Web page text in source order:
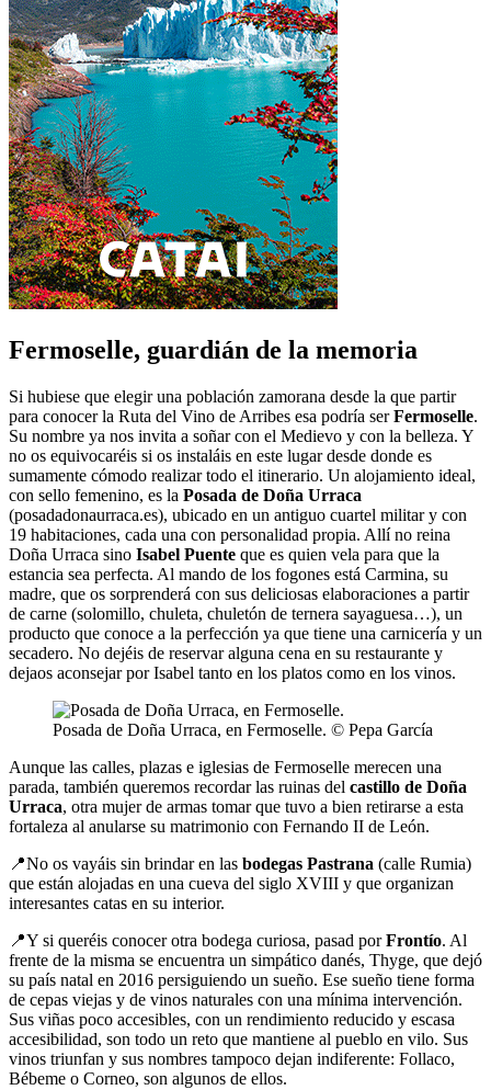
Fermoselle, guardián de la memoria
Si hubiese que elegir una población zamorana desde la que partir
para conocer la Ruta del Vino de Arribes esa podría serFermoselle.
Su nombre ya nos invita a soñar con el Medievo y con la belleza. Y
no os equivocaréis si os instaláis en este lugar desde donde es
sumamente cómodo realizar todo el itinerario. Un alojamiento ideal,
con sello femenino, es la Posada de Doña Urraca
(posadadonaurraca.es), ubicado en un antiguo cuartel militar y con
19 habitaciones, cada una con personalidad propia. Allí no reina
Doña Urraca sino Isabel Puente que es quien vela para que la
estancia sea perfecta. Al mando de los fogones está Carmina, su
madre, que os sorprenderá con sus deliciosas elaboraciones a partir
de carne (solomillo, chuleta, chuletón de ternera sayaguesa…), un
producto que conoce a la perfección ya que tiene una carnicería y un
secadero. No dejéis de reservar alguna cena en su restaurante y
dejaos aconsejar por Isabel tanto en los platos como en los vinos.
Posada de Doña Urraca, en Fermoselle. © Pepa García
Aunque las calles, plazas e iglesias de Fermoselle merecen una
parada, también queremos recordar las ruinas del castillo de Doña
Urraca, otra mujer de armas tomar que tuvo a bien retirarse a esta
fortaleza al anularse su matrimonio con Fernando II de León.
📍No os vayáis sin brindar en las bodegas Pastrana (calle Rumia)
que están alojadas en una cueva del siglo XVIII y que organizan
interesantes catas en su interior.
📍Y si queréis conocer otra bodega curiosa, pasad porFrontío. Al
frente de la misma se encuentra un simpático danés, Thyge, que dejó
su país natal en 2016 persiguiendo un sueño. Ese sueño tiene forma
de cepas viejas y de vinos naturales con una mínima intervención.
Sus viñas poco accesibles, con un rendimiento reducido y escasa
accesibilidad, son todo un reto que mantiene al pueblo en vilo. Sus
vinos triunfan y sus nombres tampoco dejan indiferente: Follaco,
Bébeme o Corneo, son algunos de ellos.